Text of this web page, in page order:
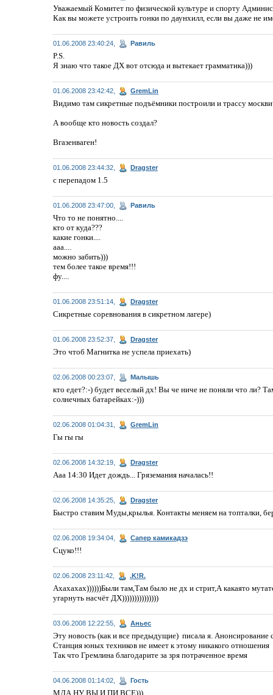
Уважаемый Комитет по физической культуре и спорту
Как вы можете устроить гонки по даунхилл, если вы даже не
01.06.2008 23:40:24, Равиль
P.S.
Я знаю что такое ДХ вот отсюда и вытекает грамматика)))
01.06.2008 23:42:42, GremLin
Видимо там сикретные подъёмники построили и трассу
А вообще кто новость создал?
Вгазенваген!
01.06.2008 23:44:32, Dragster
с перепадом 1.5
01.06.2008 23:47:00, Равиль
Что то не понятно....
кто от куда???
какие гонки....
ааа....
можно забить)))
тем более такое время!!!
фу....
01.06.2008 23:51:14, Dragster
Сикретные соревнования в сикретном лагере)
01.06.2008 23:52:37, Dragster
Это чтоб Магнитка не успела приехать)
02.06.2008 00:23:07, Малышь
кто едет?:-) будет веселый дх! Вы че ниче не поняли что ли?
солнечных батарейках:-)))
02.06.2008 01:04:31, GremLin
Гы гы гы
02.06.2008 14:32:19, Dragster
Ааа 14:30 Идет дождь... Гряземания началась!!
02.06.2008 14:35:25, Dragster
Быстро ставим Муды,крылья. Контакты меняем на топталки,
02.06.2008 19:34:04, Сапер камикадзэ
Сцуко!!!
02.06.2008 23:11:42, .K!R.
Ахахахах))))))Были там,Там было не дх и стрит,А какаято
угарнуть насчёт ДХ)))))))))))))))
03.06.2008 12:22:55, Аньес
Эту новость (как и все предыдущие) писала я.
Станция юных техников не имеет к этому никакого отношения
Так что Гремлина благодарите за зря потраченное время
04.06.2008 01:14:02, Гость
МДА НУ ВЫ И ПИ ВСЕ)))